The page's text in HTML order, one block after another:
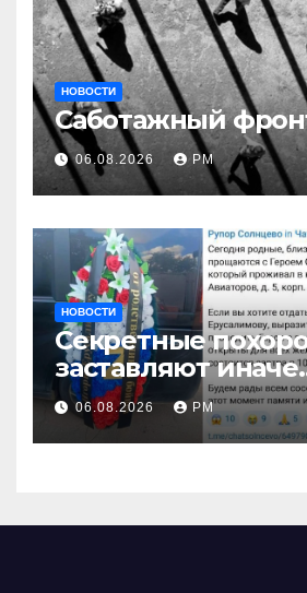
НОВОСТИ
Саботажный
06.08.2026 РМ
НОВОСТИ
Секретные
заставляют иначе
взглянуть на
06.08.2026 РМ